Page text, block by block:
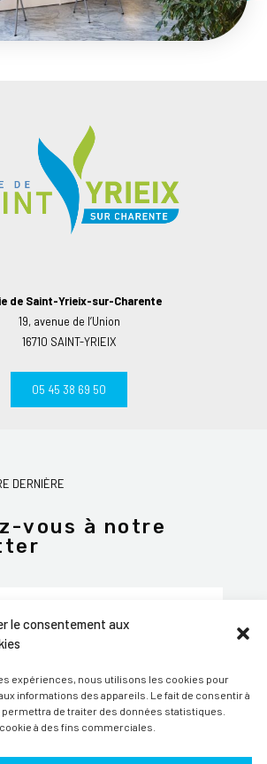
le consentement aux
expériences, nous utilisons les cookies pour
informations des appareils. Le fait de consentir à
de traiter des données statistiques.
à des fins commerciales.
de Saint-Yrieix-sur-Charente
19, avenue de l’Union
16710 SAINT-YRIEIX
05 45 38 69 50
DERNIÈRE
vous à notre
sur les réseaux sociaux